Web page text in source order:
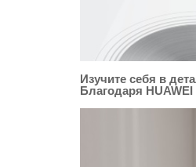
Изучите себя в
Благодаря